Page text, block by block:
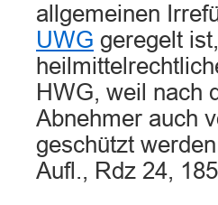
allgemeinen
UWG geregelt
HWG, weil nach
Abnehmer auch
geschützt
Aufl., Rdz 24,